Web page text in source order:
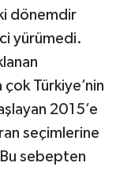
dönemdir
yürümedi.
Türkiye’nin
2015’e
seçimlerine
sebepten